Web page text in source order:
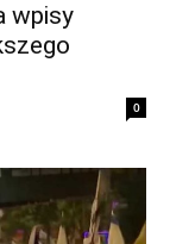
wpisy
0